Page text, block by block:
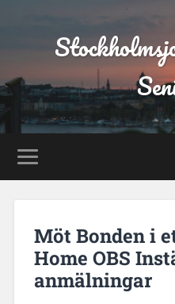
Möt Bonden i
Home OBS
anmälningar